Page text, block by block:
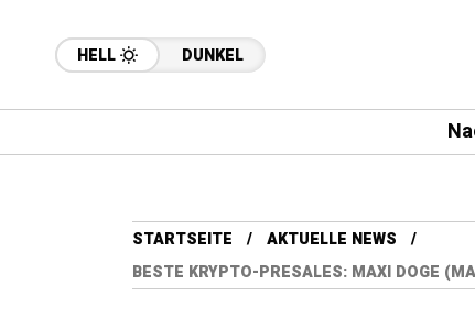
HELL DUNKEL
STARTSEITE
AKTUELLE NEWS
BESTE KRYPTO-PRESALES: MAXI DOGE